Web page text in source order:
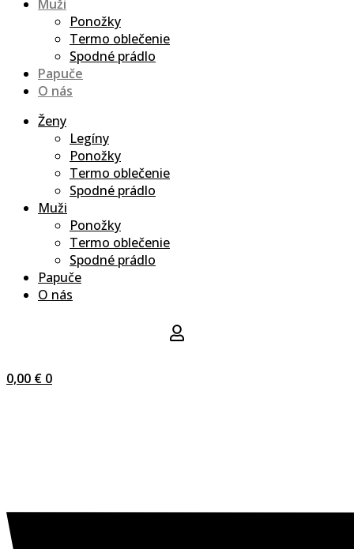
Muži
Ponožky
Termo oblečenie
Spodné prádlo
Papuče
O nás
Ženy
Legíny
Ponožky
Termo oblečenie
Spodné prádlo
Muži
Ponožky
Termo oblečenie
Spodné prádlo
Papuče
O nás
0,00 € 0